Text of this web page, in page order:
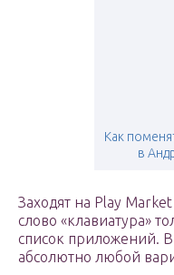
Как
в
Заходят на Play
слово «клавиатура»
список приложений.
абсолютно любой